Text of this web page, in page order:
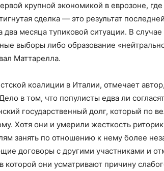
крупной экономикой в еврозоне, где
сделка — это результат
месяца тупиковой ситуации. В случае
выборы либо образование
Маттарелла.
коалиции в Италии, отмечает
в том, что популисты едва ли
государственный долг, который по
Хотя они и умерили жесткость
занять по отношению к нему более
договоры с другими участниками и
они усматривают причину